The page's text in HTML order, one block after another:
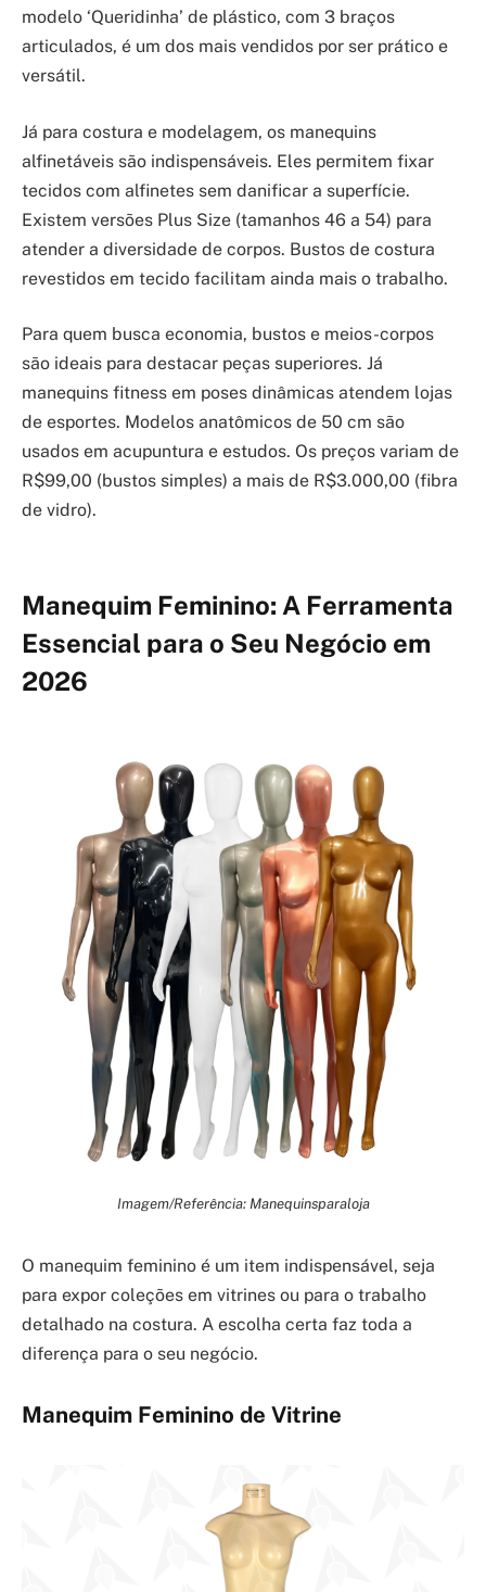
modelo ‘Queridinha’ de plástico, com 3 braços
articulados, é um dos mais vendidos por ser prático e
versátil.
Já para costura e modelagem, os manequins
alfinetáveis são indispensáveis. Eles permitem fixar
tecidos com alfinetes sem danificar a superfície.
Existem versões Plus Size (tamanhos 46 a 54) para
atender a diversidade de corpos. Bustos de costura
revestidos em tecido facilitam ainda mais o trabalho.
Para quem busca economia, bustos e meios-corpos
são ideais para destacar peças superiores. Já
manequins fitness em poses dinâmicas atendem lojas
de esportes. Modelos anatômicos de 50 cm são
usados em acupuntura e estudos. Os preços variam de
R$99,00 (bustos simples) a mais de R$3.000,00 (fibra
de vidro).
Manequim Feminino: A Ferramenta
Essencial para o Seu Negócio em
2026
Imagem/Referência: Manequinsparaloja
O manequim feminino é um item indispensável, seja
para expor coleções em vitrines ou para o trabalho
detalhado na costura. A escolha certa faz toda a
diferença para o seu negócio.
Manequim Feminino de Vitrine